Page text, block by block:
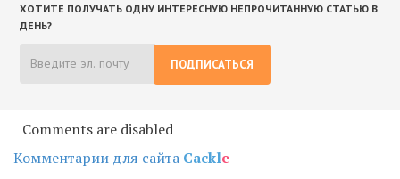
ХОТИТЕ ПОЛУЧАТЬ ОДНУ ИНТЕРЕСНУЮ НЕПРОЧИТАННУЮ СТАТЬЮ В
ДЕНЬ?
ПОДПИСАТЬСЯ
Comments are disabled
Комментарии для сайта Cackle